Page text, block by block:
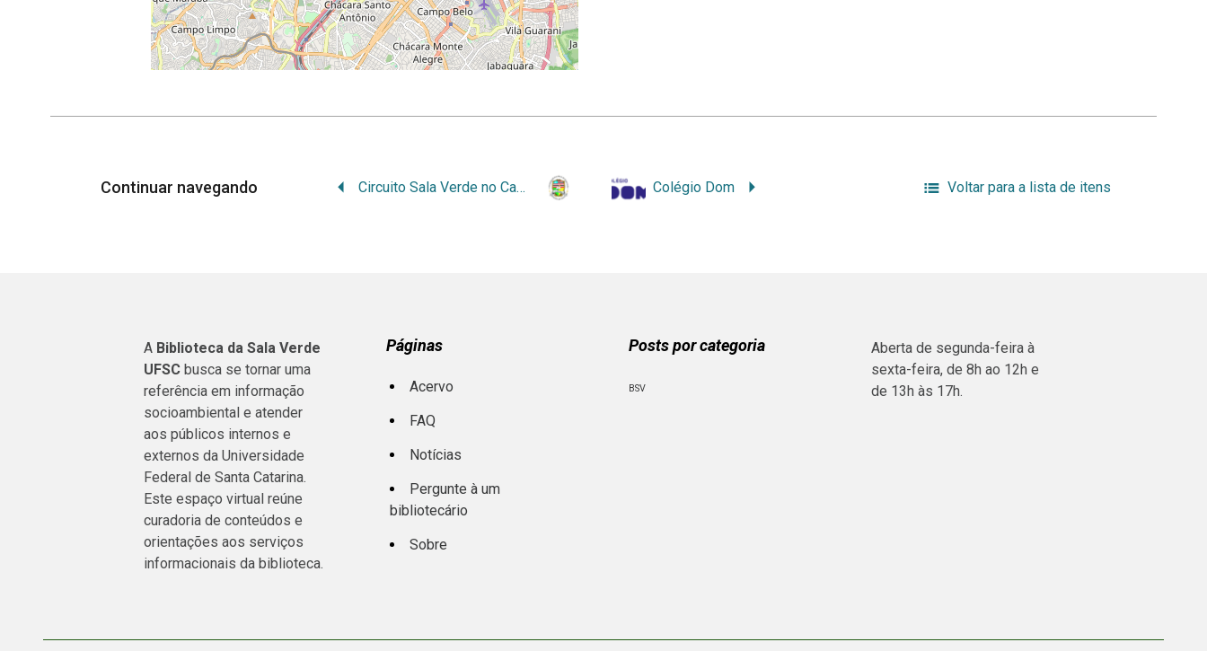
Leaflet|©OpenStreetMapcontributors
Continuar navegando Circuito Sala Verde no Campus Zé Doca Colégio Dom Voltar para a lista de itens
A Biblioteca da Sala Verde
UFSC busca se tornar uma
referência em informação
socioambiental e atender
aos públicos internos e
externos da Universidade
Federal de Santa Catarina.
Este espaço virtual reúne
curadoria de conteúdos e
orientações aos serviços
informacionais da biblioteca.
Páginas
Acervo
FAQ
Notícias
Pergunte à um
bibliotecário
Sobre
Posts por categoria
BSV
Aberta de segunda-feira à
sexta-feira, de 8h ao 12h e
de 13h às 17h.